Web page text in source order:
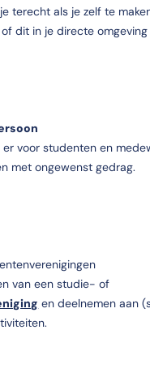
terecht als je zelf te
dit in je directe omgeving
er voor studenten en
met ongewenst gedrag.
van een studie- of
en deelnemen aan